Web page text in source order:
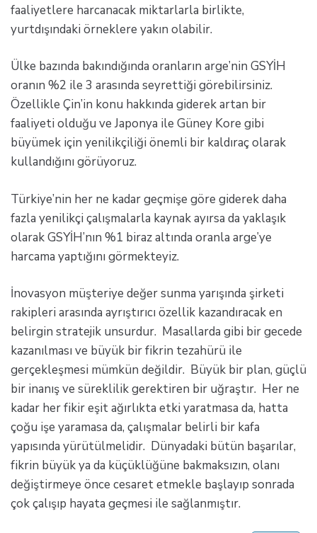
faaliyetlere harcanacak miktarlarla birlikte,
yurtdışındaki örneklere yakın olabilir.
Ülke bazında bakındığında oranların arge’nin GSYİH
oranın %2 ile 3 arasında seyrettiği görebilirsiniz.
Özellikle Çin’in konu hakkında giderek artan bir
faaliyeti olduğu ve Japonya ile Güney Kore gibi
büyümek için yenilikçiliği önemli bir kaldıraç olarak
kullandığını görüyoruz.
Türkiye’nin her ne kadar geçmişe göre giderek daha
fazla yenilikçi çalışmalarla kaynak ayırsa da yaklaşık
olarak GSYİH’nın %1 biraz altında oranla arge’ye
harcama yaptığını görmekteyiz.
İnovasyon müşteriye değer sunma yarışında şirketi
rakipleri arasında ayrıştırıcı özellik kazandıracak en
belirgin stratejik unsurdur. Masallarda gibi bir gecede
kazanılması ve büyük bir fikrin tezahürü ile
gerçekleşmesi mümkün değildir. Büyük bir plan, güçlü
bir inanış ve süreklilik gerektiren bir uğraştır. Her ne
kadar her fikir eşit ağırlıkta etki yaratmasa da, hatta
çoğu işe yaramasa da, çalışmalar belirli bir kafa
yapısında yürütülmelidir. Dünyadaki bütün başarılar,
fikrin büyük ya da küçüklüğüne bakmaksızın, olanı
değiştirmeye önce cesaret etmekle başlayıp sonrada
çok çalışıp hayata geçmesi ile sağlanmıştır.